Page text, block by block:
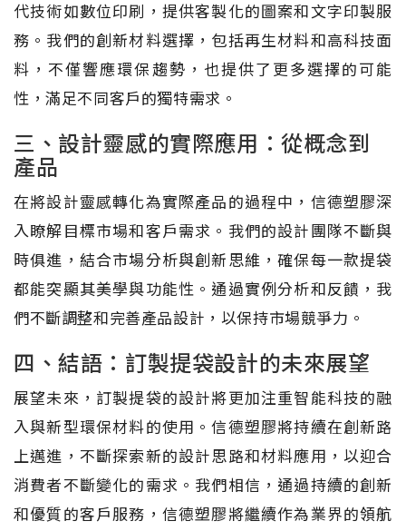
代技術如數位印刷，提供客製化的圖案和文字印製服
務。我們的創新材料選擇，包括再生材料和高科技面
料，不僅響應環保趨勢，也提供了更多選擇的可能
性，滿足不同客戶的獨特需求。
三、設計靈感的實際應用：從概念到
產品
在將設計靈感轉化為實際產品的過程中，信德塑膠深
入瞭解目標市場和客戶需求。我們的設計團隊不斷與
時俱進，結合市場分析與創新思維，確保每一款提袋
都能突顯其美學與功能性。通過實例分析和反饋，我
們不斷調整和完善產品設計，以保持市場競爭力。
四、結語：訂製提袋設計的未來展望
展望未來，訂製提袋的設計將更加注重智能科技的融
入與新型環保材料的使用。信德塑膠將持續在創新路
上邁進，不斷探索新的設計思路和材料應用，以迎合
消費者不斷變化的需求。我們相信，通過持續的創新
和優質的客戶服務，信德塑膠將繼續作為業界的領航